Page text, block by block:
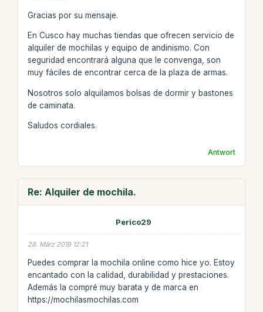
Gracias por su mensaje.
En Cusco hay muchas tiendas que ofrecen servicio de
alquiler de mochilas y equipo de andinismo. Con
seguridad encontrará alguna que le convenga, son
muy fáciles de encontrar cerca de la plaza de armas.
Nosotros solo alquilamos bolsas de dormir y bastones
de caminata.
Saludos cordiales.
Antwort
Re: Alquiler de mochila.
Perico29
28. März 2019 12:21
Puedes comprar la mochila online como hice yo. Estoy
encantado con la calidad, durabilidad y prestaciones.
Además la compré muy barata y de marca en
https://mochilasmochilas.com